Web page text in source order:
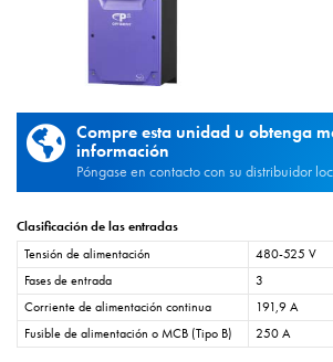
Compre esta unidad u obtenga
información
Póngase en contacto con su distribuidor
Clasificación de las entradas
Tensión de alimentación
480-525 V
Fases de entrada
3
Corriente de alimentación continua
191,9 A
Fusible de alimentación o MCB (Tipo B)
250 A